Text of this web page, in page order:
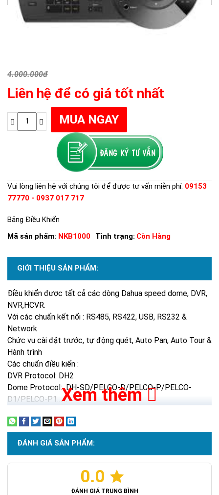
4.000.000đ
Liên hệ để có giá tốt nhất
Vui lòng liên hệ với chúng tôi để được tư vấn miễn phí: 09153
77770 - 0937 017 717
Bảng Điều Khiển
Mã sản phẩm: NKB1000 Tình trạng: Còn Hàng
GIỚI THIỆU SẢN PHẨM:
Điều khiển được tất cả các dòng Dahua speed dome, DVR,
NVR,HCVR.
Với các chuẩn kết nối : RS485, RS422, USB, RS232 &
Network
Chức vụ cài đặt trước, tự động quét, Auto Pan, Auto Tour &
Hành trình
Các chuẩn điều kiển :
DVR Protocol: DH2
Dome Protocol: DH-SD/PELCO-D/PELCO-P/PELCO-
D1/PELCO-P1……Xem thêm
ĐÁNH GIÁ SẢN PHẨM:
0.0
ĐÁNH GIÁ TRUNG BÌNH